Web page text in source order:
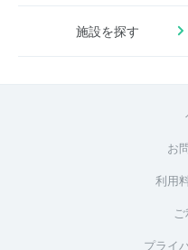
施設を探す
お
利用
プライ